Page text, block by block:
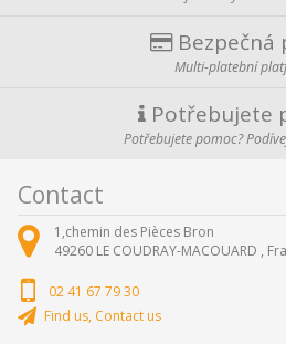
Bezpečná
Multi-platební
Potřebujete
Potřebujete pomoc?
Contact
1,chemin des Pièces Bron
49260 LE COUDRAY-MACOUARD ,
02 41 67 79 30
Find us, Contact us